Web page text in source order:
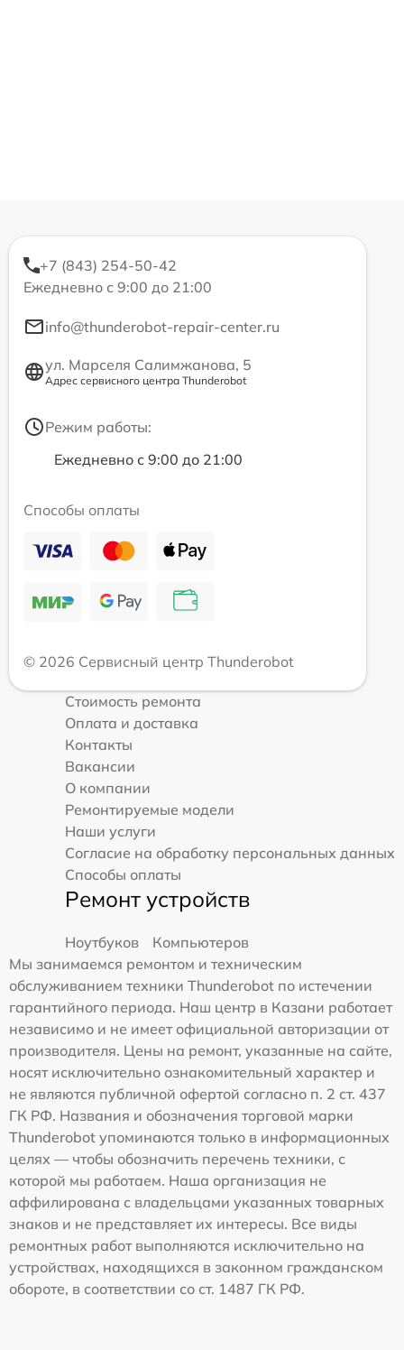
+7 (843) 254-50-42
Ежедневно с 9:00 до 21:00
info@thunderobot-repair-center.ru
ул. Марселя Салимжанова, 5
Адрес сервисного центра Thunderobot
Режим работы:
Ежедневно с 9:00 до 21:00
Способы оплаты
© 2026 Сервисный центр Thunderobot
Стоимость ремонта
Оплата и доставка
Контакты
Вакансии
О компании
Ремонтируемые модели
Наши услуги
Согласие на обработку персональных данных
Способы оплаты
Ремонт устройств
Ноутбуков
Компьютеров
Мы занимаемся ремонтом и техническим
обслуживанием техники Thunderobot по истечении
гарантийного периода. Наш центр в Казани работает
независимо и не имеет официальной авторизации от
производителя. Цены на ремонт, указанные на сайте,
носят исключительно ознакомительный характер и
не являются публичной офертой согласно п. 2 ст. 437
ГК РФ. Названия и обозначения торговой марки
Thunderobot упоминаются только в информационных
целях — чтобы обозначить перечень техники, с
которой мы работаем. Наша организация не
аффилирована с владельцами указанных товарных
знаков и не представляет их интересы. Все виды
ремонтных работ выполняются исключительно на
устройствах, находящихся в законном гражданском
обороте, в соответствии со ст. 1487 ГК РФ.